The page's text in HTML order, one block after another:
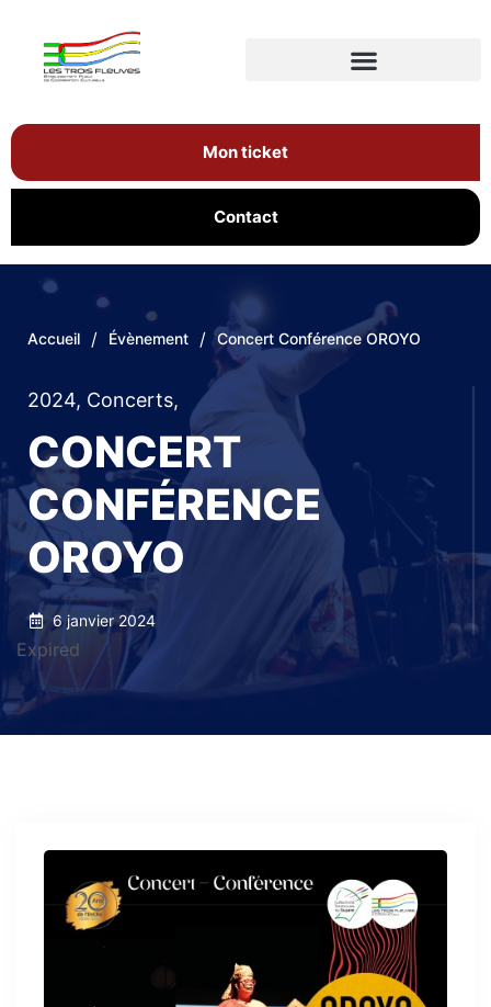
Mon ticket
Contact
Accueil / Évènement / Concert Conférence OROYO
2024, Concerts,
CONCERT
CONFÉRENCE
OROYO
6 janvier 2024
Expired